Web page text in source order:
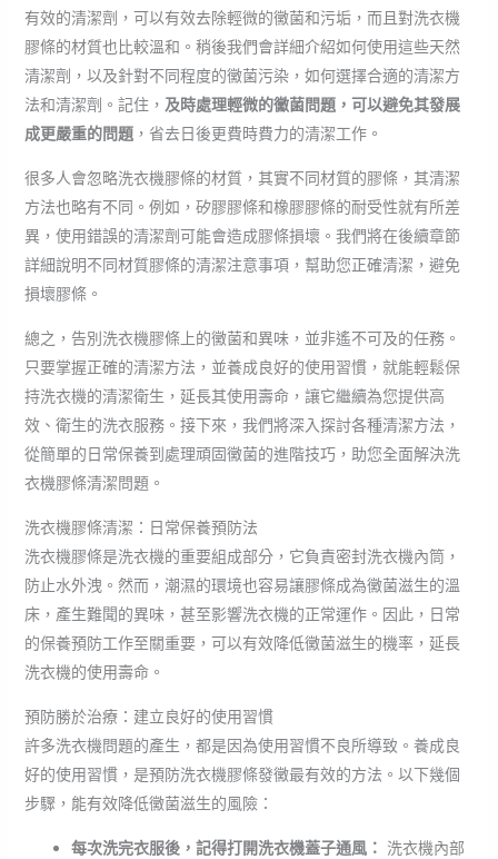
有效的清潔劑，可以有效去除輕微的黴菌和污垢，而且對洗衣機
膠條的材質也比較溫和。稍後我們會詳細介紹如何使用這些天然
清潔劑，以及針對不同程度的黴菌污染，如何選擇合適的清潔方
法和清潔劑。記住， 及時處理輕微的黴菌問題，可以避免其發展
成更嚴重的問題，省去日後更費時費力的清潔工作。
很多人會忽略洗衣機膠條的材質，其實不同材質的膠條，其清潔
方法也略有不同。例如，矽膠膠條和橡膠膠條的耐受性就有所差
異，使用錯誤的清潔劑可能會造成膠條損壞。我們將在後續章節
詳細說明不同材質膠條的清潔注意事項，幫助您正確清潔，避免
損壞膠條。
總之，告別洗衣機膠條上的黴菌和異味，並非遙不可及的任務。
只要掌握正確的清潔方法，並養成良好的使用習慣，就能輕鬆保
持洗衣機的清潔衛生，延長其使用壽命，讓它繼續為您提供高
效、衛生的洗衣服務。接下來，我們將深入探討各種清潔方法，
從簡單的日常保養到處理頑固黴菌的進階技巧，助您全面解決洗
衣機膠條清潔問題。
洗衣機膠條清潔：日常保養預防法
洗衣機膠條是洗衣機的重要組成部分，它負責密封洗衣機內筒，
防止水外洩。然而，潮濕的環境也容易讓膠條成為黴菌滋生的溫
床，產生難聞的異味，甚至影響洗衣機的正常運作。因此，日常
的保養預防工作至關重要，可以有效降低黴菌滋生的機率，延長
洗衣機的使用壽命。
預防勝於治療：建立良好的使用習慣
許多洗衣機問題的產生，都是因為使用習慣不良所導致。養成良
好的使用習慣，是預防洗衣機膠條發黴最有效的方法。以下幾個
步驟，能有效降低黴菌滋生的風險：
每次洗完衣服後，記得打開洗衣機蓋子通風： 洗衣機內部